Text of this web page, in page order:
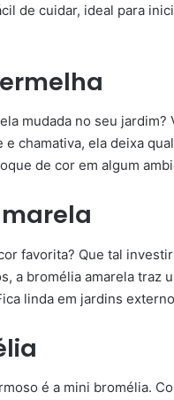
de cuidar, ideal para
mudada no seu
e chamativa, ela deixa
de cor em algum
favorita? Que tal
a bromélia amarela traz
linda em jardins
é a mini bromélia.